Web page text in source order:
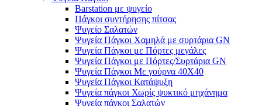
Barstation με ψυγείο
Πάγκοι συντήρησης πίτσας
Ψυγείο Σαλατών
Ψυγεία Πάγκοι Χαμηλά με συρτάρια GN
Ψυγεία Πάγκοι με Πόρτες μεγάλες
Ψυγεία Πάγκοι με Πόρτες/Συρτάρια GN
Ψυγεία Πάγκοι Με γούρνα 40Χ40
Ψυγεία Πάγκοι Κατάψυξη
Ψυγεία πάγκοι Χωρίς ψυκτικό μηχάνημα
Ψυγεία πάγκοι Σαλατών